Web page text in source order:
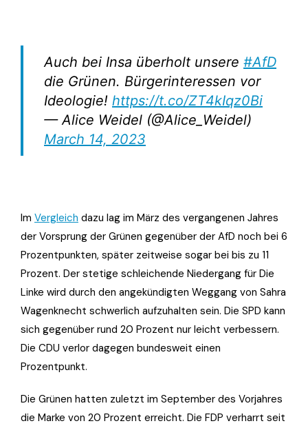
Auch bei Insa überholt unsere #AfD
die Grünen. Bürgerinteressen vor
Ideologie! https://t.co/ZT4kIqz0Bi
— Alice Weidel (@Alice_Weidel)
March 14, 2023
Im Vergleich dazu lag im März des vergangenen Jahres
der Vorsprung der Grünen gegenüber der AfD noch bei 6
Prozentpunkten, später zeitweise sogar bei bis zu 11
Prozent. Der stetige schleichende Niedergang für Die
Linke wird durch den angekündigten Weggang von Sahra
Wagenknecht schwerlich aufzuhalten sein. Die SPD kann
sich gegenüber rund 20 Prozent nur leicht verbessern.
Die CDU verlor dagegen bundesweit einen
Prozentpunkt.
Die Grünen hatten zuletzt im September des Vorjahres
die Marke von 20 Prozent erreicht. Die FDP verharrt seit